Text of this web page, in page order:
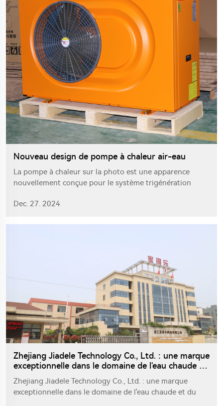
Nouveau design de pompe à chaleur air-eau
La pompe à chaleur sur la photo est une apparence
nouvellement conçue pour le système trigénération
design novateur et unique. Cette pompe à chaleur est
en mars 2025, dans l'espoir d'attirer l'attention des
Dec. 27. 2024
Zhejiang Jiadele Technology Co., Ltd. : une marque
exceptionnelle dans le domaine de l'eau chaude et
Zhejiang Jiadele Technology Co., Ltd. : une marque
exceptionnelle dans le domaine de l'eau chaude et du